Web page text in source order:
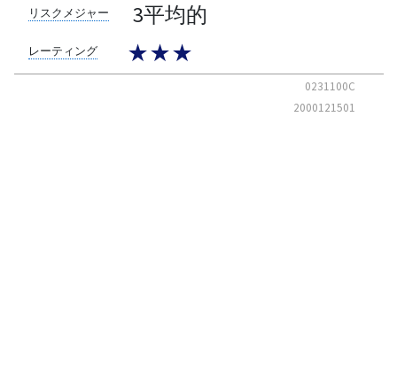
リスクメジャー 3平均的
レーティング ★★★
0231100C
2000121501